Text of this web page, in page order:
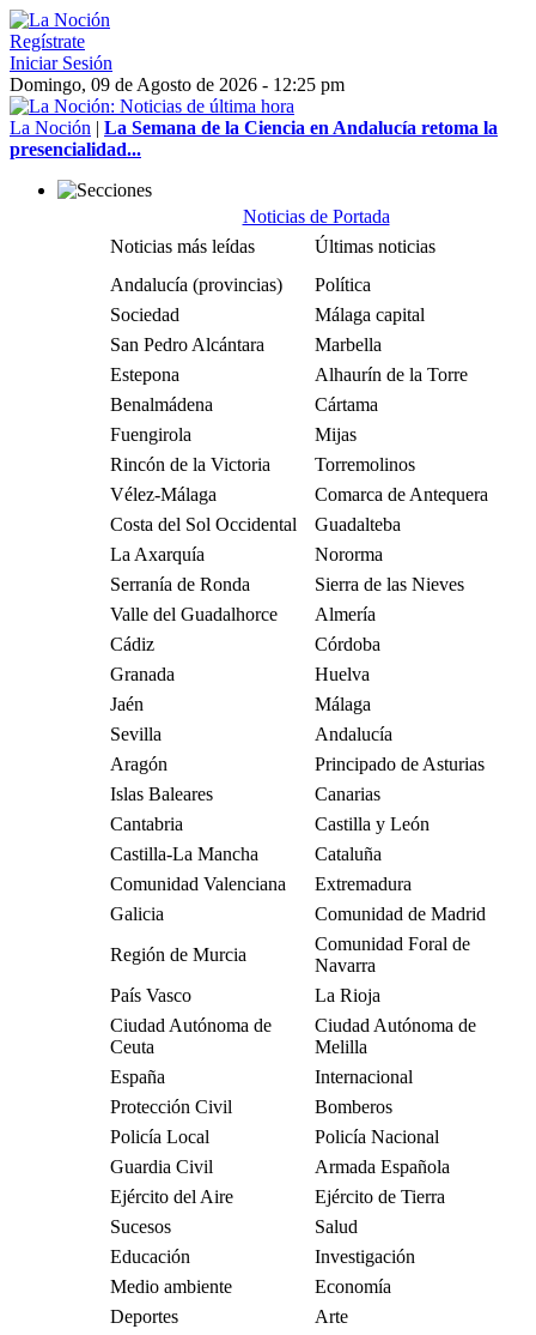
Regístrate
Iniciar Sesión
Domingo, 09 de Agosto de 2026 - 12:25 pm
La Noción | La Semana de la Ciencia en Andalucía retoma la
presencialidad...
Noticias de Portada
Noticias más leídas
Últimas noticias
Andalucía (provincias)
Política
Sociedad
Málaga capital
San Pedro Alcántara
Marbella
Estepona
Alhaurín de la Torre
Benalmádena
Cártama
Fuengirola
Mijas
Rincón de la Victoria
Torremolinos
Vélez-Málaga
Comarca de Antequera
Costa del Sol Occidental
Guadalteba
La Axarquía
Nororma
Serranía de Ronda
Sierra de las Nieves
Valle del Guadalhorce
Almería
Cádiz
Córdoba
Granada
Huelva
Jaén
Málaga
Sevilla
Andalucía
Aragón
Principado de Asturias
Islas Baleares
Canarias
Cantabria
Castilla y León
Castilla-La Mancha
Cataluña
Comunidad Valenciana
Extremadura
Galicia
Comunidad de Madrid
Región de Murcia
Comunidad Foral de
Navarra
País Vasco
La Rioja
Ciudad Autónoma de
Ceuta
Ciudad Autónoma de
Melilla
España
Internacional
Protección Civil
Bomberos
Policía Local
Policía Nacional
Guardia Civil
Armada Española
Ejército del Aire
Ejército de Tierra
Sucesos
Salud
Educación
Investigación
Medio ambiente
Economía
Deportes
Arte